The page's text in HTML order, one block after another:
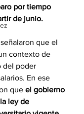
por tiempo
de junio.
que el
contexto de
del poder
En ese
que el gobierno
ley de